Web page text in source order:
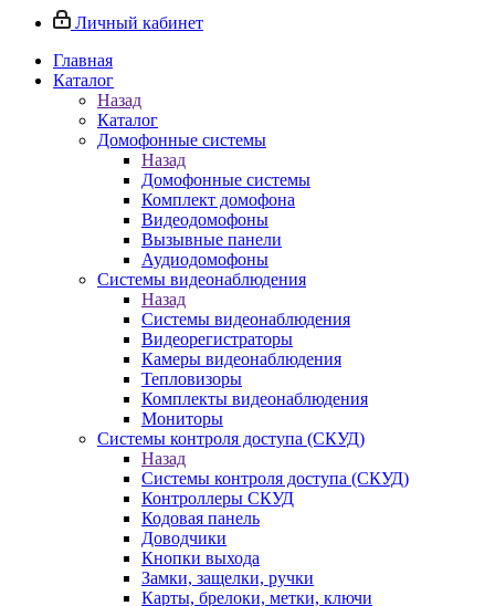
Личный кабинет
Главная
Каталог
Назад
Каталог
Домофонные системы
Назад
Домофонные системы
Комплект домофона
Видеодомофоны
Вызывные панели
Аудиодомофоны
Системы видеонаблюдения
Назад
Системы видеонаблюдения
Видеорегистраторы
Камеры видеонаблюдения
Тепловизоры
Комплекты видеонаблюдения
Мониторы
Системы контроля доступа (СКУД)
Назад
Системы контроля доступа (СКУД)
Контроллеры СКУД
Кодовая панель
Доводчики
Кнопки выхода
Замки, защелки, ручки
Карты, брелоки, метки, ключи